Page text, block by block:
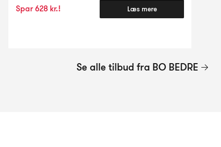
Spar 628 kr.! Læs mere
Se alle tilbud fra BO BEDRE